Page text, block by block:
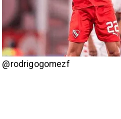
@rodrigogomezf